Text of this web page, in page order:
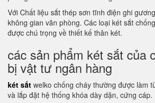
Với Chất liệu sắt thép sơn tĩnh điện ghi
không gian văn phòng. Các loại két sắt
được chú trọng về thiết kế thân két.
các sản phẩm két sắt của
bị vật tư ngân hàng
két sắt welko chống cháy thường được làm
và lắp đặt hệ thống khóa dày dặn, cứng cáp.